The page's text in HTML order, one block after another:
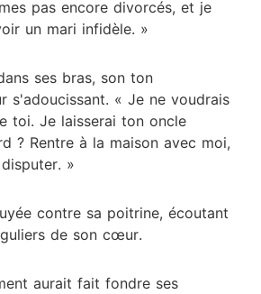
pas encore divorcés, et je
un mari infidèle. »
ses bras, son ton
s'adoucissant. « Je ne voudrais
toi. Je laisserai ton oncle
? Rentre à la maison avec moi,
»
contre sa poitrine, écoutant
de son cœur.
aurait fait fondre ses